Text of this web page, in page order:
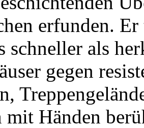
erfunden.
schneller als
gegen
mit Händen